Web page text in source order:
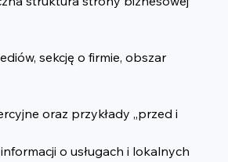
sekcję o firmie, obszar
oraz przykłady „przed i
o usługach i lokalnych